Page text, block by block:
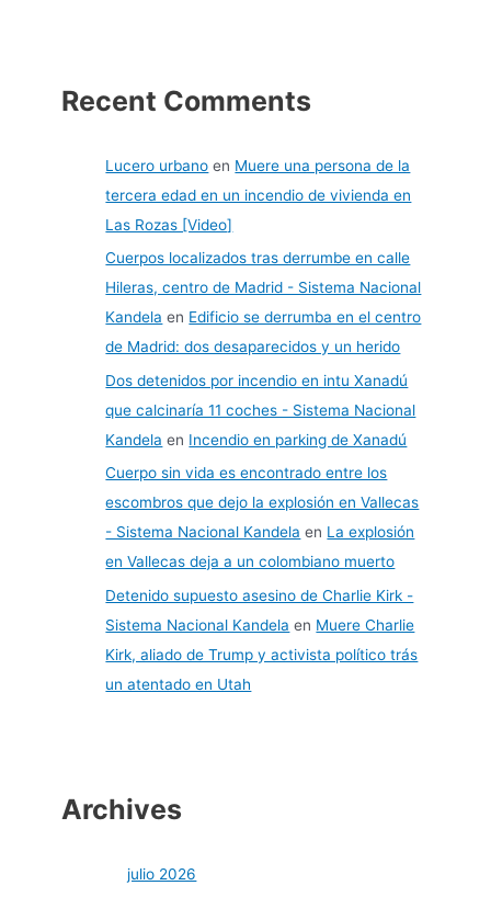
Recent Comments
Lucero urbano en Muere una persona de la
tercera edad en un incendio de vivienda en
Las Rozas [Video]
Cuerpos localizados tras derrumbe en calle
Hileras, centro de Madrid - Sistema Nacional
Kandela en Edificio se derrumba en el centro
de Madrid: dos desaparecidos y un herido
Dos detenidos por incendio en intu Xanadú
que calcinaría 11 coches - Sistema Nacional
Kandela en Incendio en parking de Xanadú
Cuerpo sin vida es encontrado entre los
escombros que dejo la explosión en Vallecas
- Sistema Nacional Kandela en La explosión
en Vallecas deja a un colombiano muerto
Detenido supuesto asesino de Charlie Kirk -
Sistema Nacional Kandela en Muere Charlie
Kirk, aliado de Trump y activista político trás
un atentado en Utah
Archives
julio 2026